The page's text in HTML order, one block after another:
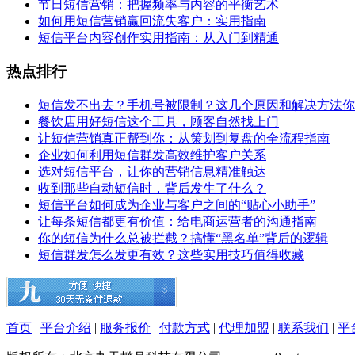
节日短信营销：把握频率与内容的平衡艺术
如何用短信营销赢回流失客户：实用指南
短信平台内容创作实用指南：从入门到精通
热点排行
短信发不出去？手机号被限制？这几个原因和解决方法
餐饮店用好短信这个工具，顾客自然找上门
让短信营销真正帮到你：从策划到复盘的全流程指南
企业如何利用短信群发高效维护客户关系
选对短信平台，让你的营销信息精准触达
收到那些自动短信时，背后发生了什么？
短信平台如何成为企业与客户之间的“贴心小助手”
让每条短信都更有价值：给电商运营者的沟通指南
你的短信为什么总被拦截？搞懂“黑名单”背后的逻辑
短信群发怎么发更有效？这些实用技巧值得收藏
首页 | 平台介绍 | 服务报价 | 付款方式 | 代理加盟 | 联系我们 | 平